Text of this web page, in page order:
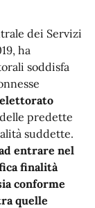
dei Servizi
ha
soddisfa
predette
suddette.
entrare nel
finalità
conforme
quelle